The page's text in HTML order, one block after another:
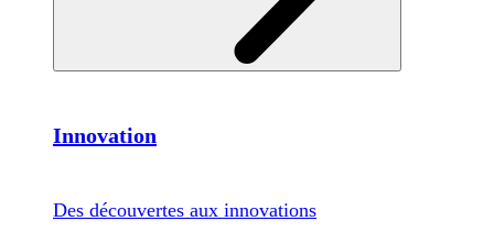
Innovation
Des découvertes aux innovations